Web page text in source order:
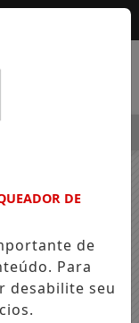
“NEGUINHO DA
DE
de
Para
desabilite seu